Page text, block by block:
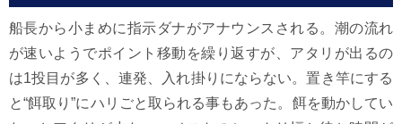
船長から小まめに指示ダナがアナウンスされる。潮の流れ
が速いようでポイント移動を繰り返すが、アタリが出るの
は1投目が多く、連発、入れ掛りにならない。置き竿にする
と“餌取り”にハリごと取られる事もあった。餌を動かしてい